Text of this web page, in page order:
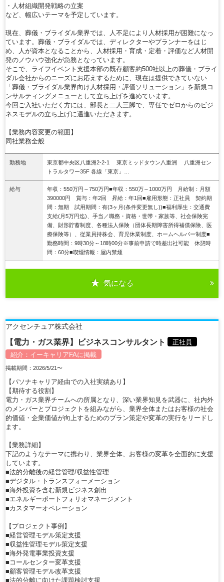
・人材組織開発戦略の立案
など、幅広いテーマを予定しています。
現在、葬儀・ブライダル業界では、人不足により人材採用が困難になっ
ています。葬儀・ブライダルでは、ディレクターやプランナーをはじ
め、人が資本となることから、人材採用・育成・定着・評価など人材開
発のノウハウ強化が急務となっています。
そこで、ライフイベント支援本部の既存顧客約500社以上の葬儀・ブライ
ダル会社からのニーズにお応えするために、現在は提供できていない
「葬儀・ブライダル業界向け人材採用・評価ソリューション」を新規コ
ンサルティングメニューとして立ち上げを進めています。
今回ご入社いただく方には、部長と二人三脚で、専任でゼロからのビジ
ネスモデルの立ち上げに邁進いただきます。
【業務内容変更の範囲】
同社業務全般
勤務地
東京都中央区八重洲2-2-1 東京ミッドタウン八重洲 八重洲セン
トラルタワー35F 各線「東京」…
給与
年収：550万円～750万円■年収：550万～1000万円 月給制：月額
390000円 賞与：年2回 昇給：年1回■雇用形態：正社員 契約期
間：無期 試用期間：有(3ヶ月(条件変更無し))■福利厚生：交通費
支給(月5万円迄)、手当／職務・資格・世帯・家族等、社会保険完
備、財形貯蓄制度、各種法人保険（団体長期障害所得補償保険、医
療保険等）、従業員持株会、育児休業制度、ホームヘルパー制度■
勤務時間：9時30分～18時00分※事前申請で時差出社可能 休憩時
間：60分■喫煙情報：屋内禁煙
気になる
アクセンチュア株式会社
【電力・ガス業界】ビジネスコンサルタント
正社員
紹介： イーキャリアFAに掲載
掲載期間：2026/5/21〜
【パソナキャリア経由での入社実績あり】
【期待する役割】
電力・ガス業界チームへの所属となり、深い業界知見を武器に、社内外
のメンバーとプロジェクトを組みながら、業界全体またはお客様の社会
的価値・企業価値が向上するためのプラン策定や変革の実行をリードし
ます。
【業務詳細】
下記のようなテーマに携わり、業界全体、お客様の変革を全面的に支援
しています。
■法的分離後の経営管理/収益性管理
■デジタル・トランスフォーメーション
■海外投資を含む新規ビジネス創出
■エネルギーポートフォリオマネージメント
■カスタマーオペレーション
【プロジェクト事例】
■経営管理モデル策定支援
■収益性管理モデル策定支援
■海外発電事業投資支援
■コールセンター変革支援
■顧客管理モデル改革支援
■法的分離に向けた課題検討支援